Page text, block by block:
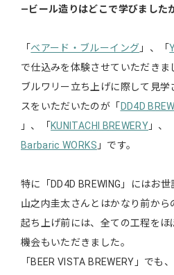
―ビール造りはどこで学びました
「 ベアード・ブルーイング 」、「
で仕込みを体験させていただきま
ブルワリー立ち上げに際して見学
スをいただいたのが「 DD4D
」、「 KUNITACHI BREWERY 」、
Barbaric WORKS 」です。
特に「DD4D BREWING」にはお
山之内圭太さんとはかなり前から
起ち上げ前には、全ての工程をほ
機会もいただきました。
「BEER VISTA BREWERY」でも